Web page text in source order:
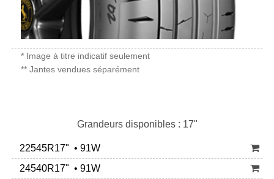
* Image à titre indicatif seulement
** Jantes vendues séparément
Grandeurs disponibles : 17"
22545R17" • 91W
24540R17" • 91W